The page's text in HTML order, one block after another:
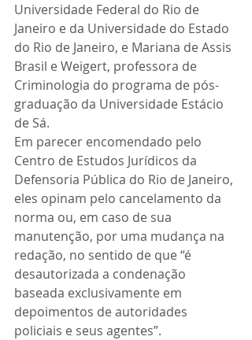
Universidade Federal do Rio de
Janeiro e da Universidade do Estado
do Rio de Janeiro, e Mariana de Assis
Brasil e Weigert, professora de
Criminologia do programa de pós-
graduação da Universidade Estácio
de Sá.
Em parecer encomendado pelo
Centro de Estudos Jurídicos da
Defensoria Pública do Rio de Janeiro,
eles opinam pelo cancelamento da
norma ou, em caso de sua
manutenção, por uma mudança na
redação, no sentido de que “é
desautorizada a condenação
baseada exclusivamente em
depoimentos de autoridades
policiais e seus agentes”.